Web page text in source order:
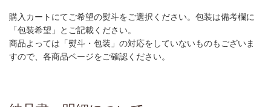
購入カートにてご希望の熨斗をご選択ください。包装は備考欄に
「包装希望」とご記載ください。
商品よっては「熨斗・包装」の対応をしていないものもございま
すので、各商品ページをご確認ください。